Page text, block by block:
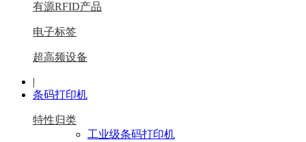
有源RFID产品
电子标签
超高频设备
|
条码打印机
特性归类
工业级条码打印机